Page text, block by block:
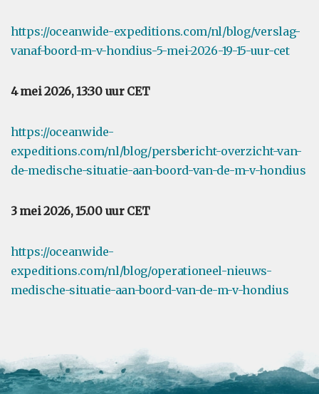
https://oceanwide-expeditions.com/nl/blog/verslag-
vanaf-boord-m-v-hondius-5-mei-2026-19-15-uur-cet
4 mei 2026, 13:30 uur CET
https://oceanwide-
expeditions.com/nl/blog/persbericht-overzicht-van-
de-medische-situatie-aan-boord-van-de-m-v-hondius
3 mei 2026, 15.00 uur CET
https://oceanwide-
expeditions.com/nl/blog/operationeel-nieuws-
medische-situatie-aan-boord-van-de-m-v-hondius